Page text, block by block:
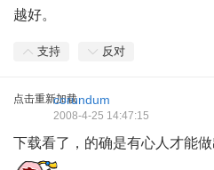
越好。
支持 反对
点击重新加载corundum
2008-4-25 14:47:15
下载看了，的确是有心人才能做